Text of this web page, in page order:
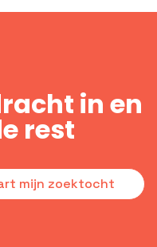
in en
rest
mijn zoektocht